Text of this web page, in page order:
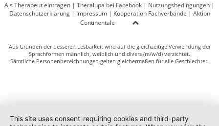
Als Therapeut eintragen | Theralupa bei Facebook | Nutzungsbedingungen |
Datenschutzerklärung| Impressum| Kooperation Fachverbände | Aktion
Continentale
Aus Gründen der besseren Lesbarkeit wird auf die gleichzeitige Verwendung der
Sprachformen männlich, weiblich und divers (m/w/d) verzichtet.
Sämtliche Personenbezeichnungen gelten gleichermaßen für alle Geschlechter.
This site uses consent-requiring cookies and third-party